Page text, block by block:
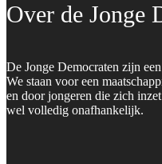
Over de Jonge
De Jonge Democraten zijn
We staan voor een
en door jongeren die zich
wel volledig onafhankelijk.